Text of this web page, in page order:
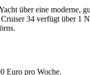
über eine moderne,
34 verfügt über 1
Euro pro Woche.